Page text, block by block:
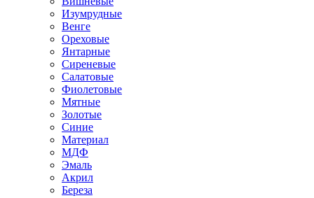
Изумрудные
Венге
Ореховые
Янтарные
Сиреневые
Салатовые
Фиолетовые
Мятные
Золотые
Синие
Материал
МДФ
Эмаль
Акрил
Береза